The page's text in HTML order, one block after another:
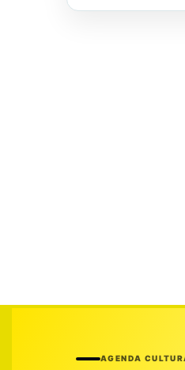
AGENDA